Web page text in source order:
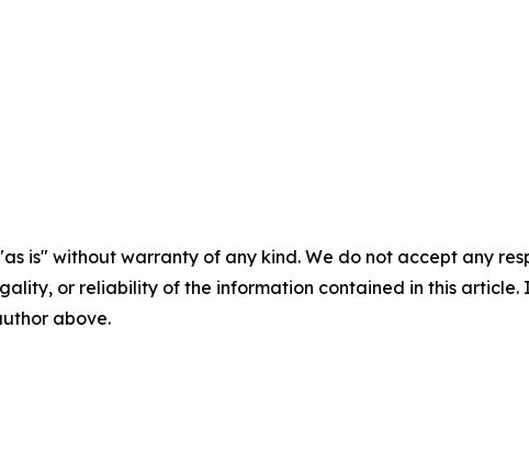
is" without warranty of any kind. We do not accept any
or reliability of the information contained in this
above.